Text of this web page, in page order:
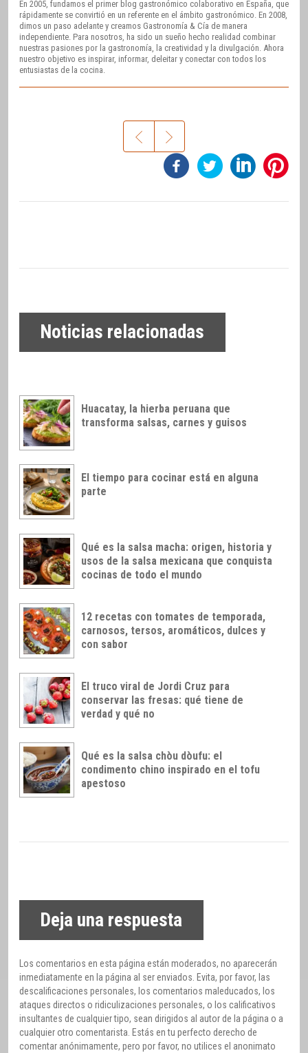
En 2005, fundamos el primer blog gastronómico colaborativo en España, que
rápidamente se convirtió en un referente en el ámbito gastronómico. En 2008,
dimos un paso adelante y creamos Gastronomía & Cía de manera
independiente. Para nosotros, ha sido un sueño hecho realidad combinar
nuestras pasiones por la gastronomía, la creatividad y la divulgación. Ahora
nuestro objetivo es inspirar, informar, deleitar y conectar con todos los
entusiastas de la cocina.
Noticias relacionadas
Huacatay, la hierba peruana que
transforma salsas, carnes y guisos
El tiempo para cocinar está en alguna
parte
Qué es la salsa macha: origen, historia y
usos de la salsa mexicana que conquista
cocinas de todo el mundo
12 recetas con tomates de temporada,
carnosos, tersos, aromáticos, dulces y
con sabor
El truco viral de Jordi Cruz para
conservar las fresas: qué tiene de
verdad y qué no
Qué es la salsa chòu dòufu: el
condimento chino inspirado en el tofu
apestoso
Deja una respuesta
Los comentarios en esta página están moderados, no aparecerán
inmediatamente en la página al ser enviados. Evita, por favor, las
descalificaciones personales, los comentarios maleducados, los
ataques directos o ridiculizaciones personales, o los calificativos
insultantes de cualquier tipo, sean dirigidos al autor de la página o a
cualquier otro comentarista. Estás en tu perfecto derecho de
comentar anónimamente, pero por favor, no utilices el anonimato